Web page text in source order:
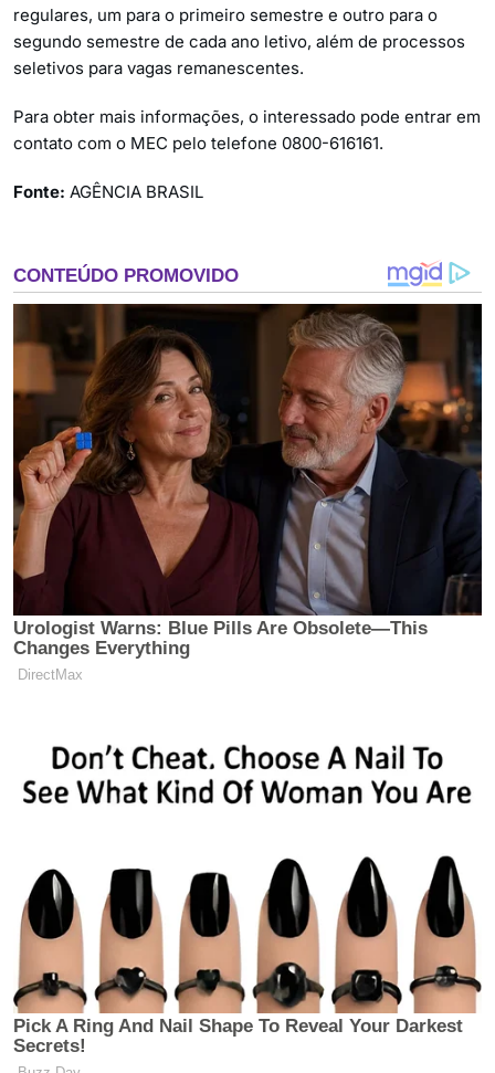
regulares, um para o primeiro semestre e outro para o
segundo semestre de cada ano letivo, além de processos
seletivos para vagas remanescentes.
Para obter mais informações, o interessado pode entrar em
contato com o MEC pelo telefone 0800-616161.
Fonte: AGÊNCIA BRASIL